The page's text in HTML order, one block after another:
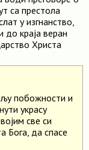
са престола
у изгнанство,
до краја веран
Христа
побожности и
украсу
све си
Бога, да спасе